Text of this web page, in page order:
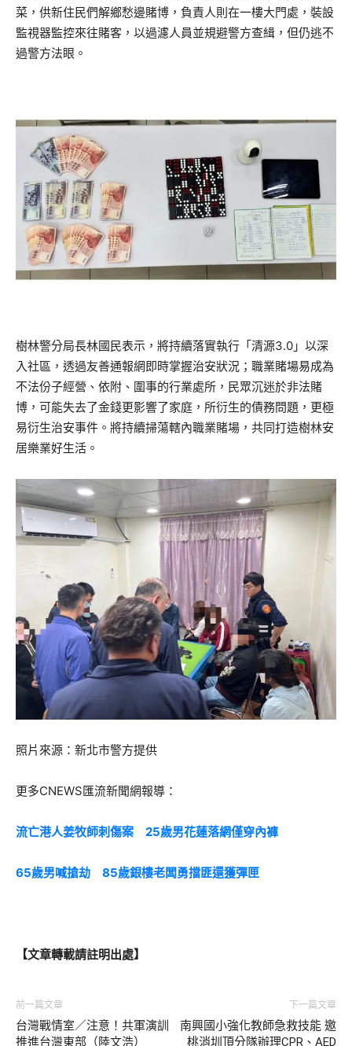
菜，供新住民們解鄉愁邊賭博，負責人則在一樓大門處，裝設
監視器監控來往賭客，以過濾人員並規避警方查緝，但仍逃不
過警方法眼。
樹林警分局長林國民表示，將持續落實執行「清源3.0」以深
入社區，透過友善通報網即時掌握治安狀況；職業賭場易成為
不法份子經營、依附、圍事的行業處所，民眾沉迷於非法賭
博，可能失去了金錢更影響了家庭，所衍生的債務問題，更極
易衍生治安事件。將持續掃蕩轄內職業賭場，共同打造樹林安
居樂業好生活。
照片來源：新北市警方提供
更多CNEWS匯流新聞網報導：
流亡港人姜牧師刺傷案 25歲男花蓮落網僅穿內褲
65歲男喊搶劫 85歲銀樓老闆勇擋匪還獲彈匣
【文章轉載請註明出處】
前一篇文章
台灣戰情室／注意！共軍演訓
推進台灣東部（陸文浩）
下一篇文章
南興國小強化教師急救技能 邀
桃消圳頂分隊辦理CPR、AED